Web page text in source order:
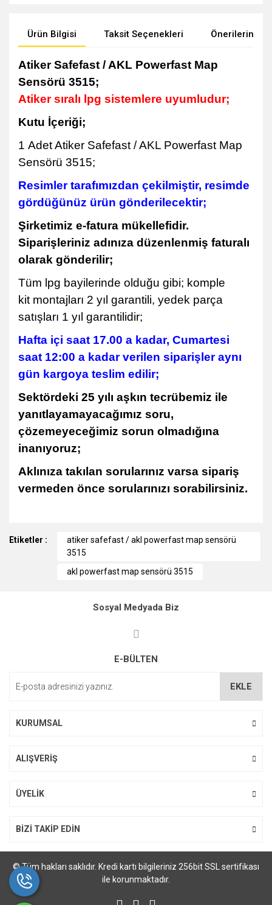
Ürün Bilgisi Taksit Seçenekleri Önerileriniz
Atiker Safefast / AKL Powerfast Map
Sensörü 3515;
Atiker sıralı lpg sistemlere uyumludur;
Kutu İçeriği;
1 Adet Atiker Safefast / AKL Powerfast Map
Sensörü 3515;
Resimler tarafımızdan çekilmiştir, resimde
gördüğünüz ürün gönderilecektir;
Şirketimiz e-fatura mükellefidir.
Siparişleriniz adınıza düzenlenmiş faturalı
olarak gönderilir;
Tüm lpg bayilerinde olduğu gibi; komple
kit montajları 2 yıl garantili, yedek parça
satışları 1 yıl garantilidir;
Hafta içi saat 17.00 a kadar, Cumartesi
saat 12:00 a kadar verilen siparişler aynı
gün kargoya teslim edilir;
Sektördeki 25 yılı aşkın tecrübemiz ile
yanıtlayamayacağımız soru,
çözemeyeceğimiz sorun olmadığına
inanıyoruz;
Aklınıza takılan sorularınız varsa sipariş
vermeden önce sorularınızı sorabilirsiniz.
konularda yetersiz gördüğünüz noktaları öneri formunu
kullanarak tarafımıza iletebilirsiniz.
Ürün açıklamasında eksik bilgiler bulunuyor.
Ürün bilgilerinde hatalar bulunuyor.
Etiketler :
atiker safefast / akl powerfast map sensörü
3515
akl powerfast map sensörü 3515
Sosyal Medyada Biz
E-BÜLTEN
EKLE
KURUMSAL
ALIŞVERİŞ
ÜYELİK
BİZİ TAKİP EDİN
© Tüm hakları saklıdır. Kredi kartı bilgileriniz 256bit SSL sertifikası
ile korunmaktadır.